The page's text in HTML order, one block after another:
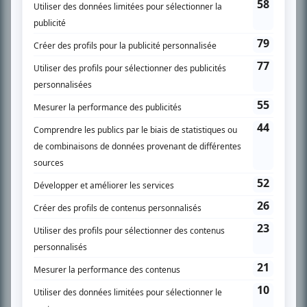
SUR LE RÉSEAU BIZZ MÉDIA
Accueil
Liste des oeuvres
Liste des comédiens
Recherche avancée
À propos
Nous contacter
Termes et conditions
Politique de confidentialité